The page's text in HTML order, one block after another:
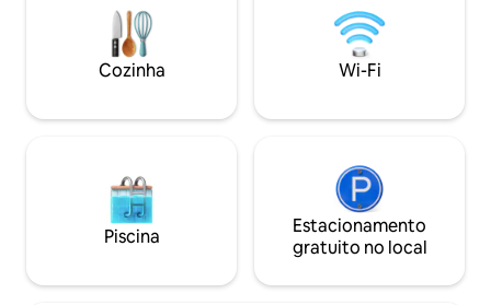
está bem localizado para transporte. As
estações de metrô Praça da Liberdade e
Rustaveli estão a uma curta distância.
boutique mediante
alugado
mensalmente ou
Cozinha Wi-Fi
Piscina
Estacionamento
gratuito no local